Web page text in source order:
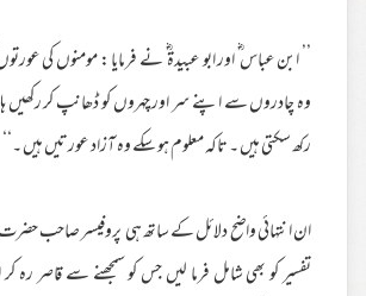
’’ ابن عباس ؓ اور ابو عبیدۃ ؓ نے فرمایا : مومنوں کی
وہ چادروں سے اپنے سر اور چہروں کو ڈھانپ کر رکھیں
رکھ سکتی ہیں ۔ تاکہ معلوم ہو سکے وہ آزاد عورتیں ہیں ۔‘‘
ان انتہائی واضح دلائل کے ساتھ ہی پروفیسر صاحب حضرت
تفسیر کو بھی شامل فرما لیں جس کو سمجھنے سے قاصر رہ کر